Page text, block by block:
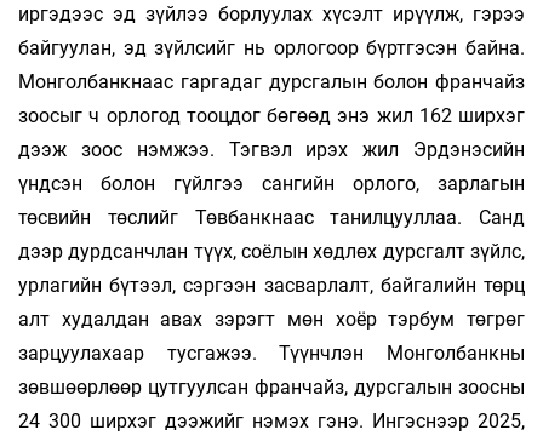
иргэдээс эд зүйлээ борлуулах хүсэлт ирүүлж, гэрээ
байгуулан, эд зүйлсийг нь орлогоор бүртгэсэн байна.
Монголбанкнаас гаргадаг дурсгалын болон франчайз
зоо­сыг ч орлогод тооцдог бөгөөд энэ жил 162 ширхэг
дээж зоос нэмжээ. Тэгвэл ирэх жил Эрдэнэсийн
үндсэн болон гүйлгээ сангийн орлого, зарлагын
төсвийн төслийг Төв­­банкнаас танилцууллаа. Санд
дээр дурдсанчлан түүх, соёлын хөдлөх дурсгалт зүйлс,
урлагийн бүтээл, сэргээн засварлалт, байгалийн төрц
алт худалдан авах зэрэгт мөн хоёр тэрбум төгрөг
зарцуулахаар тусгажээ. Түүнчлэн Мон­­голбанкны
зөвшөөрлөөр цутгуулсан франчайз, дурсгалын зоосны
24 300 ширхэг дээжийг нэмэх гэнэ. Ингэснээр 2025,